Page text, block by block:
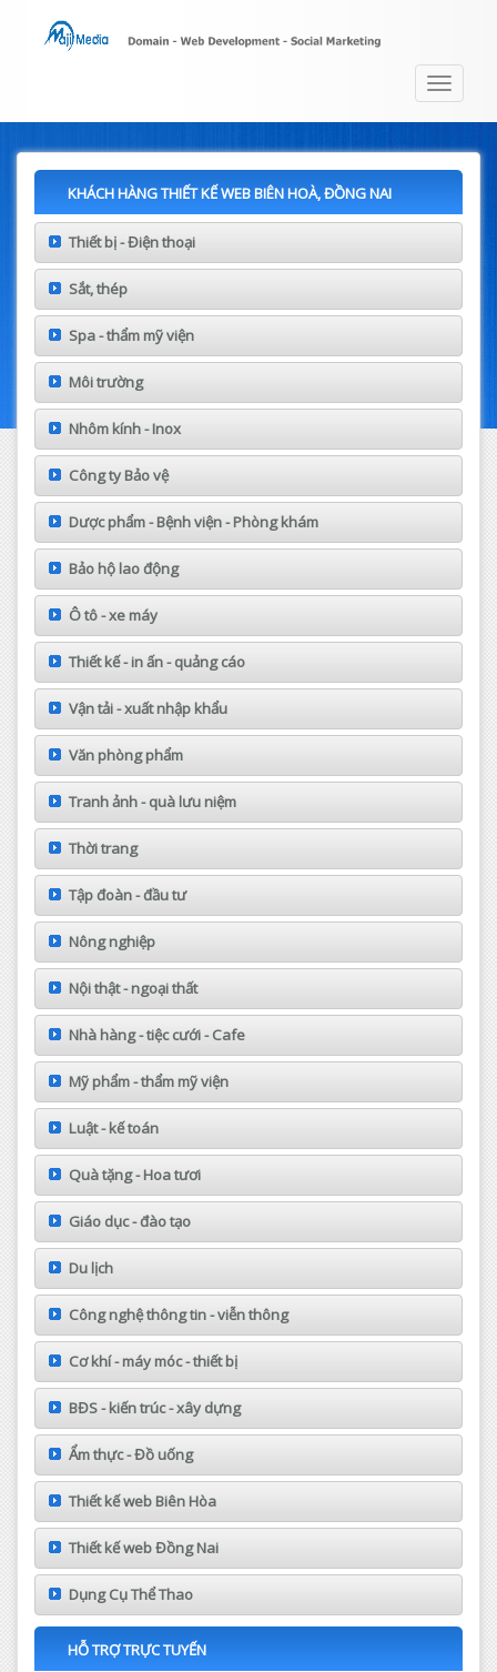
Toggle
KHÁCH HÀNG THIẾT KẾ WEB BIÊN HOÀ, ĐỒNG NAI
Thiết bị - Điện thoại
Sắt, thép
Spa - thẩm mỹ viện
Môi trường
Nhôm kính - Inox
Công ty Bảo vệ
Dược phẩm - Bệnh viện - Phòng khám
Bảo hộ lao động
Ô tô - xe máy
Thiết kế - in ấn - quảng cáo
Vận tải - xuất nhập khẩu
Văn phòng phẩm
Tranh ảnh - quà lưu niệm
Thời trang
Tập đoàn - đầu tư
Nông nghiệp
Nội thật - ngoại thất
Nhà hàng - tiệc cưới - Cafe
Mỹ phẩm - thẩm mỹ viện
Luật - kế toán
Quà tặng - Hoa tươi
Giáo dục - đào tạo
Du lịch
Công nghệ thông tin - viễn thông
Cơ khí - máy móc - thiết bị
BĐS - kiến trúc - xây dựng
Ẩm thực - Đồ uống
Thiết kế web Biên Hòa
Thiết kế web Đồng Nai
Dụng Cụ Thể Thao
HỖ TRỢ TRỰC TUYẾN